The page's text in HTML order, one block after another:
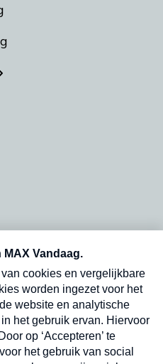
dinsdagochtend in
Verzend